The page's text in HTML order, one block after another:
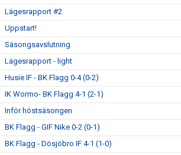
Lägesrapport #2
Uppstart!
Säsongsavslutning
Lägesrapport - light
Husie IF - BK Flagg 0-4 (0-2)
IK Wormo- BK Flagg 4-1 (2-1)
Inför höstsäsongen
BK Flagg - GIF Nike 0-2 (0-1)
BK Flagg - Dösjöbro IF 4-1 (1-0)